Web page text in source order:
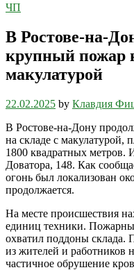
ЧП
В Ростове-на-
крупный пожар
макулатурой
22.02.2025 by Клавдия
В Ростове-на-Дону
на складе с макулатурой,
1800 квадратных метров.
Доватора, 148. Как
огонь был локализован
продолжается.
На месте происшествия
единиц техники.
охватил поддоны
из жителей и работников
частичное обрушение